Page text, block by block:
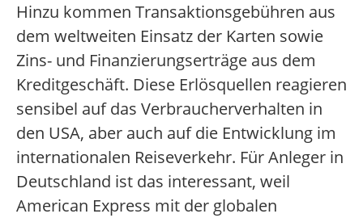
Hinzu kommen Transaktionsgebühren aus
dem weltweiten Einsatz der Karten sowie
Zins- und Finanzierungserträge aus dem
Kreditgeschäft. Diese Erlösquellen reagieren
sensibel auf das Verbraucherverhalten in
den USA, aber auch auf die Entwicklung im
internationalen Reiseverkehr. Für Anleger in
Deutschland ist das interessant, weil
American Express mit der globalen